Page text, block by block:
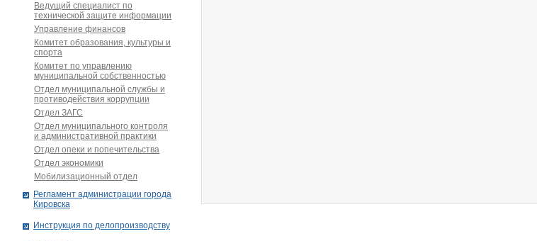
Ведущий специалист по
технической защите информации
Управление финансов
Комитет образования, культуры и
спорта
Комитет по управлению
муниципальной собственностью
Отдел муниципальной службы и
противодействия коррупции
Отдел ЗАГС
Отдел муниципального контроля
и административной практики
Отдел опеки и попечительства
Отдел экономики
Мобилизационный отдел
Рег­ла­мент ад­ми­нист­ра­ции го­ро­да
Ки­ров­ска
Инструкция по делопроизводству